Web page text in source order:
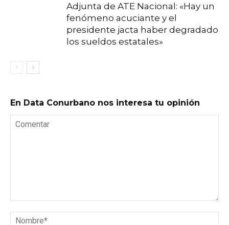
Adjunta de ATE Nacional: «Hay un
fenómeno acuciante y el
presidente jacta haber degradado
los sueldos estatales»
En Data Conurbano nos interesa tu opinión